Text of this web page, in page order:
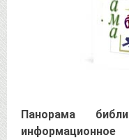
Панорама